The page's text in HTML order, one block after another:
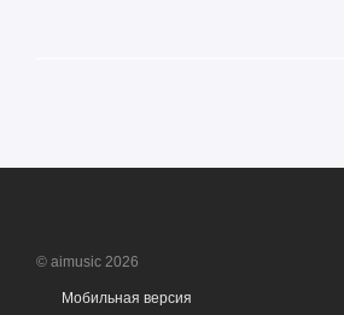
© aimusic 2026
Мобильная версия